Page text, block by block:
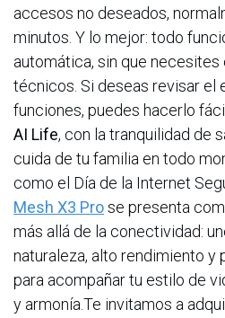
accesos no deseados,
minutos. Y lo mejor: todo
automática, sin que
técnicos. Si deseas revisar el
funciones, puedes hacerlo
AI Life, con la tranquilidad de
cuida de tu familia en todo
como el Día de la Internet
Mesh X3 Prose presenta
más allá de la conectividad:
naturaleza, alto rendimiento
para acompañar tu estilo de
y armonía.Te invitamos a